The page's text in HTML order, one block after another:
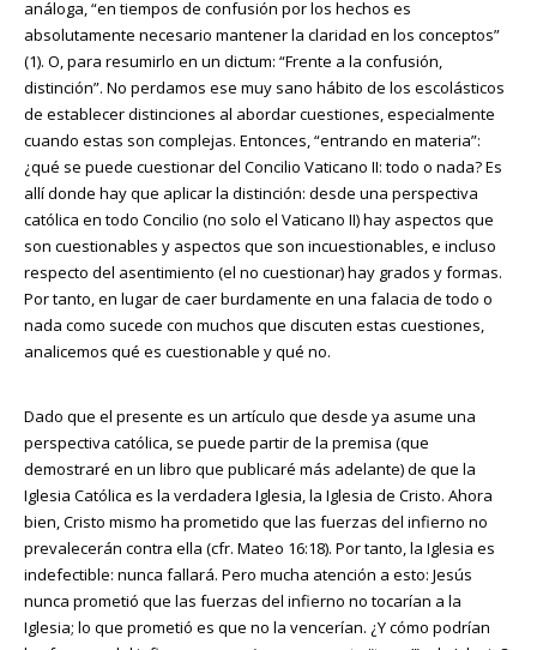
análoga, “en tiempos de confusión por los hechos es
absolutamente necesario mantener la claridad en los conceptos”
(1). O, para resumirlo en un dictum: “Frente a la confusión,
distinción”. No perdamos ese muy sano hábito de los escolásticos
de establecer distinciones al abordar cuestiones, especialmente
cuando estas son complejas. Entonces, “entrando en materia”:
¿qué se puede cuestionar del Concilio Vaticano II: todo o nada? Es
allí donde hay que aplicar la distinción: desde una perspectiva
católica en todo Concilio (no solo el Vaticano II) hay aspectos que
son cuestionables y aspectos que son incuestionables, e incluso
respecto del asentimiento (el no cuestionar) hay grados y formas.
Por tanto, en lugar de caer burdamente en una falacia de todo o
nada como sucede con muchos que discuten estas cuestiones,
analicemos qué es cuestionable y qué no.
Dado que el presente es un artículo que desde ya asume una
perspectiva católica, se puede partir de la premisa (que
demostraré en un libro que publicaré más adelante) de que la
Iglesia Católica es la verdadera Iglesia, la Iglesia de Cristo. Ahora
bien, Cristo mismo ha prometido que las fuerzas del infierno no
prevalecerán contra ella (cfr. Mateo 16:18). Por tanto, la Iglesia es
indefectible: nunca fallará. Pero mucha atención a esto: Jesús
nunca prometió que las fuerzas del infierno no tocarían a la
Iglesia; lo que prometió es que no la vencerían. ¿Y cómo podrían